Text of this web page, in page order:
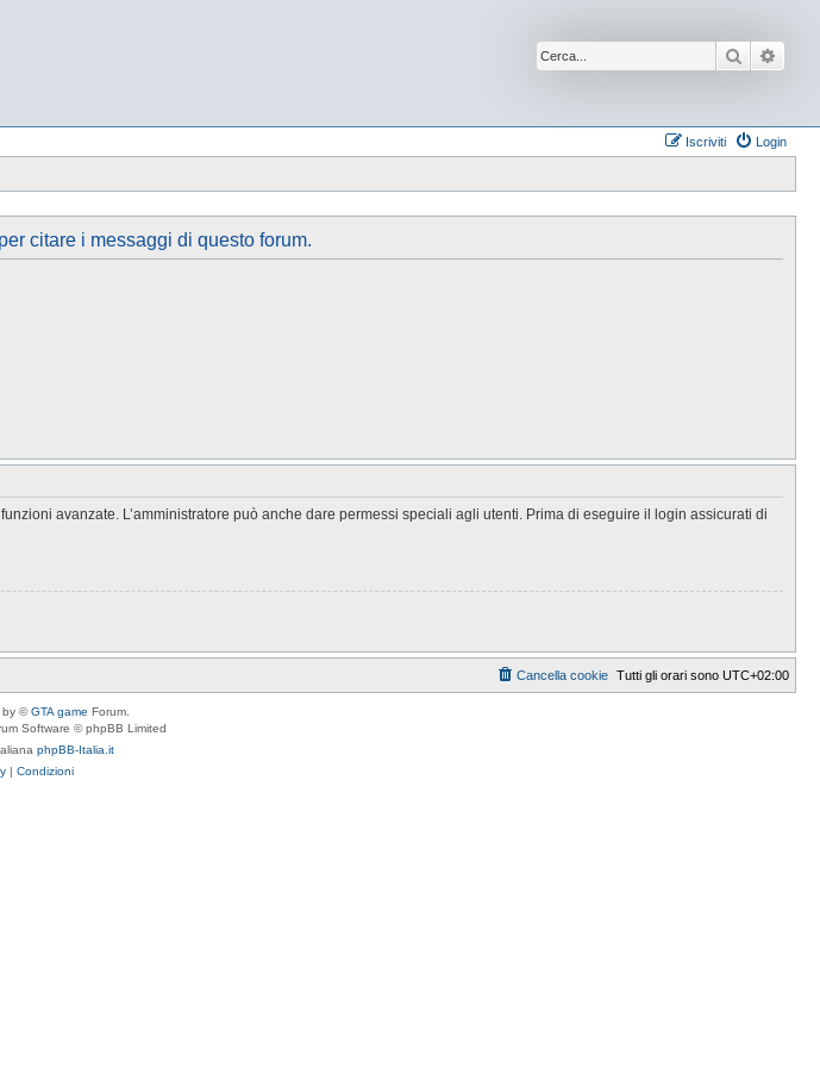
Cerca
Login
Iscriviti
citare i messaggi di questo forum.
avanzate. L’amministratore può anche dare permessi speciali agli utenti. Prima di eseguire il login assicurati di
Tutti gli orari sono UTC+02:00
Cancella cookie
by ©GTA game Forum.
Software © phpBB Limited
phpBB-Italia.it
| Condizioni